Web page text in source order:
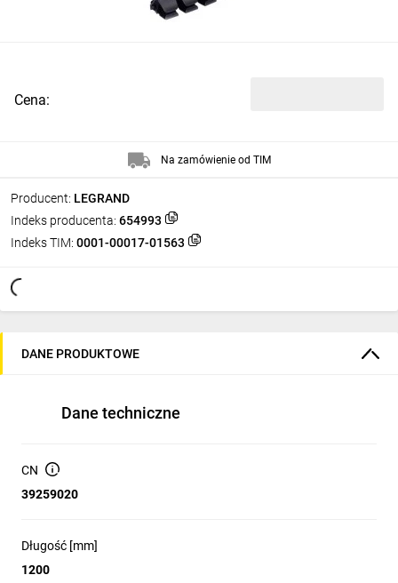
Producent: LEGRAND
Indeks producenta: 654993
Indeks TIM: 0001-00017-01563
Cena:
Na zamówienie od TIM
DANE PRODUKTOWE
Dane techniczne
CN
39259020
Długość [mm]
1200